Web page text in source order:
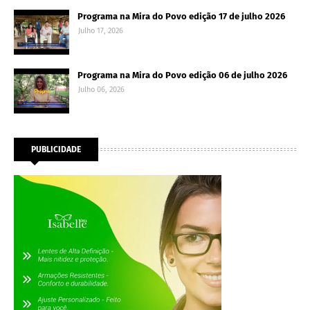
Programa na Mira do Povo edição 17 de julho 2026
Julho 17, 2026
Programa na Mira do Povo edição 06 de julho 2026
Julho 06, 2026
PUBLICIDADE